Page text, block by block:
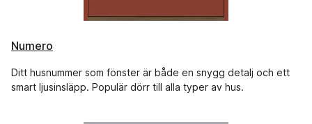
Numero
Ditt husnummer som fönster är både en snygg detalj och ett
smart ljusinsläpp. Populär dörr till alla typer av hus.